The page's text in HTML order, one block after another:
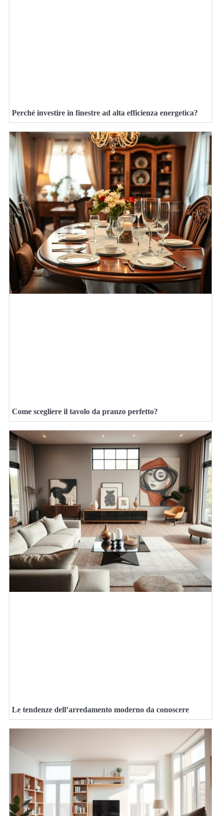
Perché investire in finestre ad alta efficienza energetica?
Come scegliere il tavolo da pranzo perfetto?
Le tendenze dell’arredamento moderno da conoscere